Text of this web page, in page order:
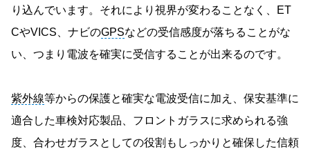
り込んでいます。それにより視界が変わることなく、ET
CやVICS、ナビのGPSなどの受信感度が落ちることがな
い、つまり電波を確実に受信することが出来るのです。
紫外線等からの保護と確実な電波受信に加え、保安基準に
適合した車検対応製品、フロントガラスに求められる強
度、合わせガラスとしての役割もしっかりと確保した信頼